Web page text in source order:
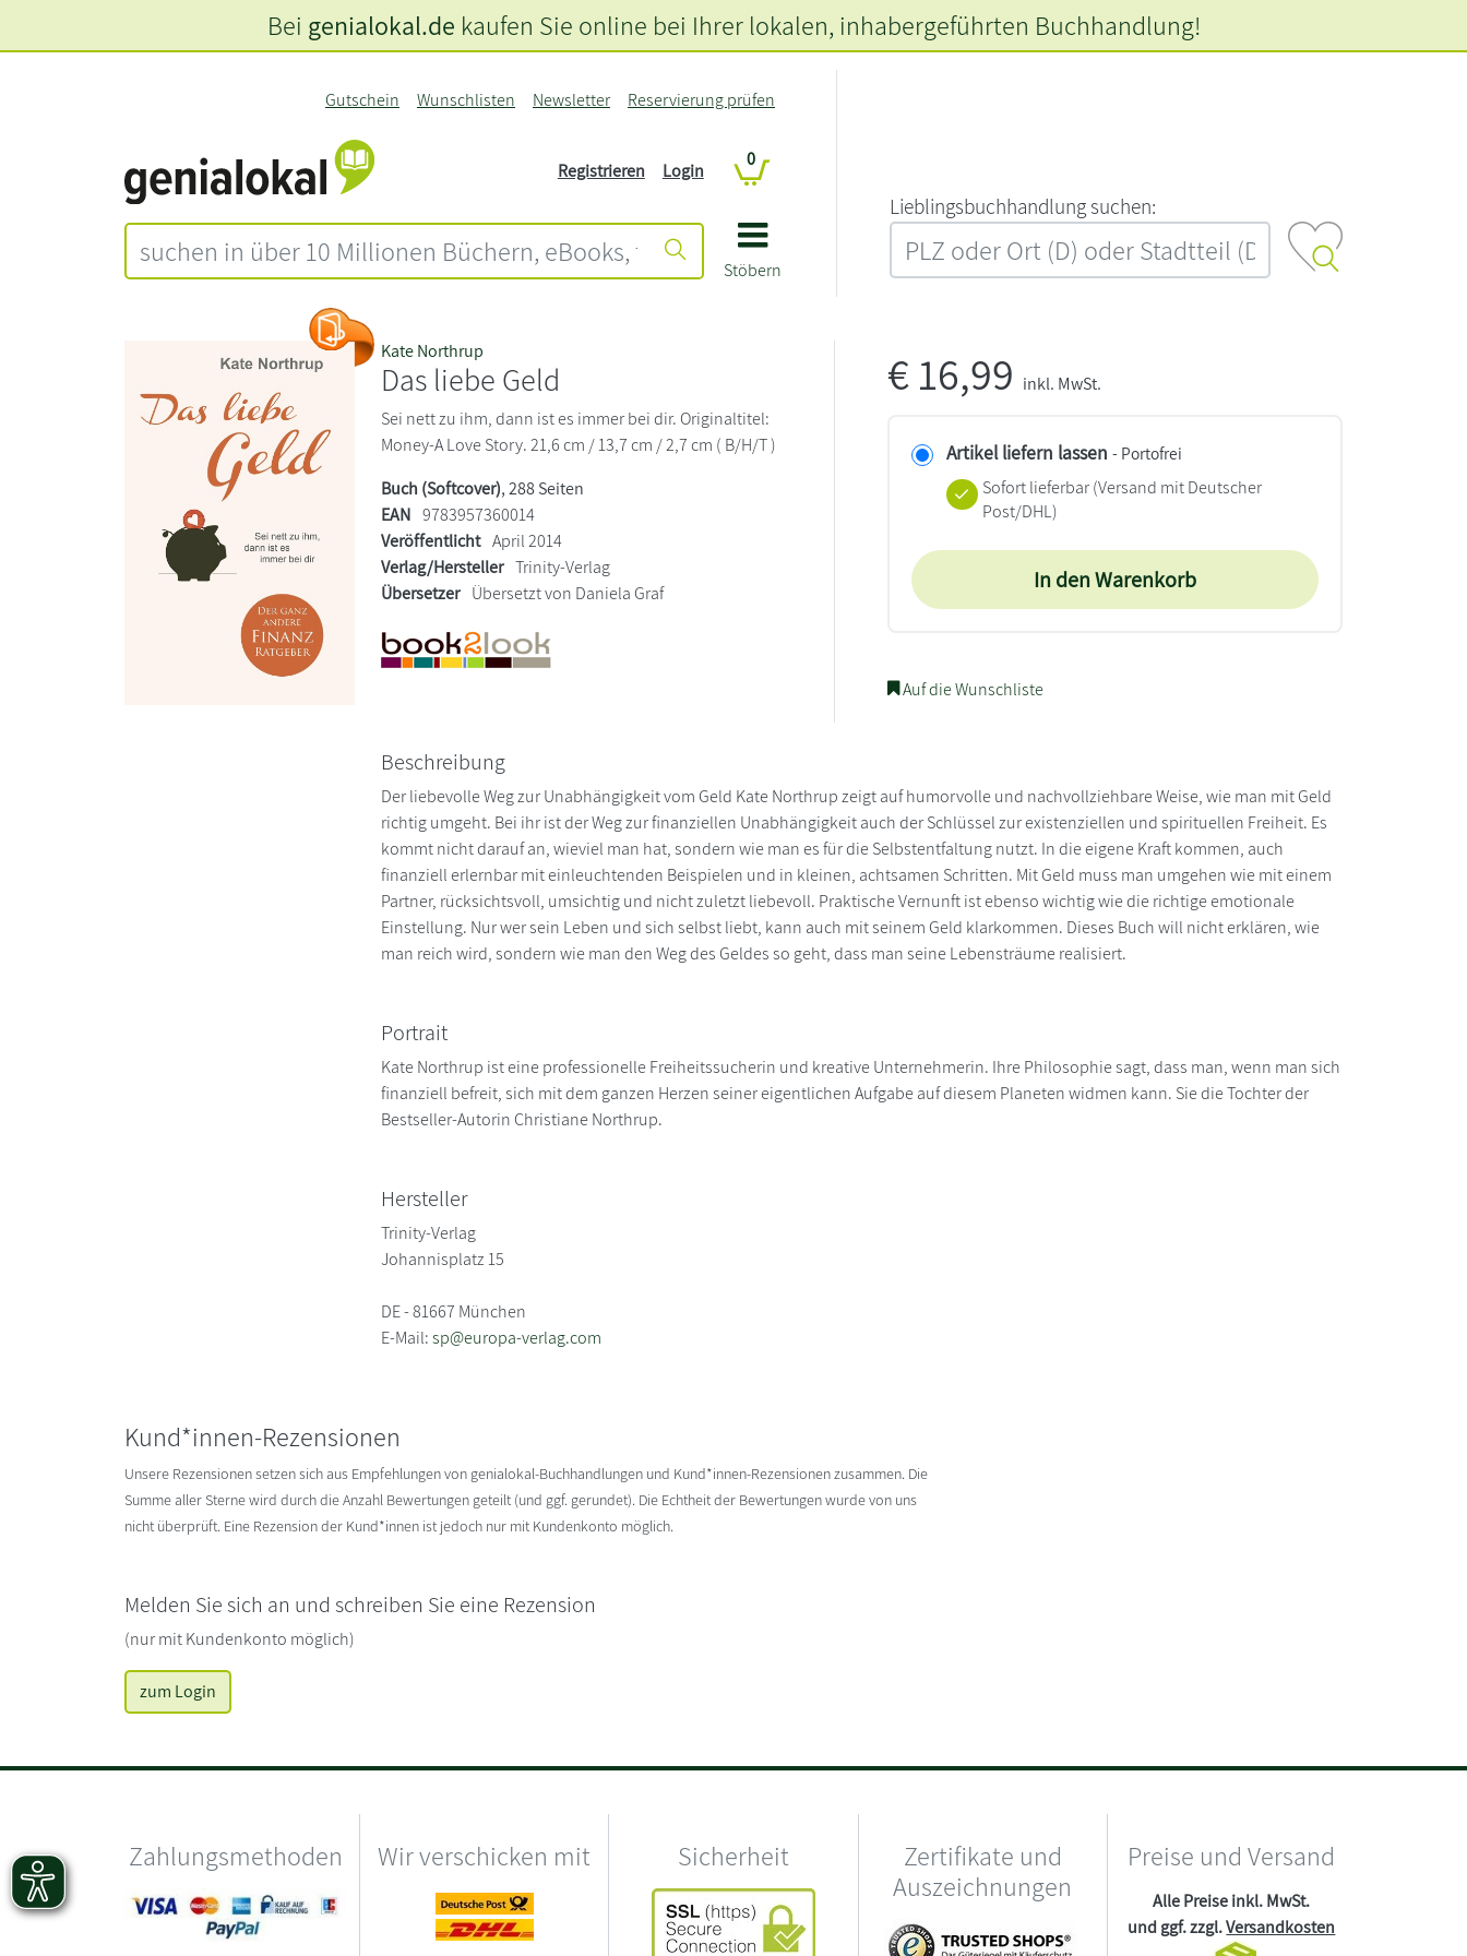
Stöbern
Gutschein Wunschlisten Newsletter Reservierung prüfen
Registrieren Login
0
L‍i‍e‍b‍l‍i‍n‍g‍s‍b‍u‍c‍h‍h‍a‍n‍d‍l‍u‍n‍g‍ ‍s‍u‍c‍h‍e‍n‍:‍
Bei genialokal.de kaufen Sie online bei Ihrer lokalen, inhabergeführten Buchhandlung!
Kate Northrup
Das liebe Geld
Sei nett zu ihm, dann ist es immer bei dir. Originaltitel:
Money-A Love Story. 21,6 cm / 13,7 cm / 2,7 cm ( B/H/T )
Buch (Softcover), 288 Seiten
EAN 9783957360014
Veröffentlicht April 2014
Verlag/Hersteller Trinity-Verlag
Übersetzer Übersetzt von Daniela Graf
€16,99 inkl. MwSt.
Artikel liefern lassen - Portofrei
Sofort lieferbar(Versand mit Deutscher
Post/DHL)
In den Warenkorb
Auf die Wunschliste
Beschreibung
Der liebevolle Weg zur Unabhängigkeit vom Geld Kate Northrup zeigt auf humorvolle und nachvollziehbare Weise, wie man mit Geld
richtig umgeht. Bei ihr ist der Weg zur finanziellen Unabhängigkeit auch der Schlüssel zur existenziellen und spirituellen Freiheit. Es
kommt nicht darauf an, wieviel man hat, sondern wie man es für die Selbstentfaltung nutzt. In die eigene Kraft kommen, auch
finanziell erlernbar mit einleuchtenden Beispielen und in kleinen, achtsamen Schritten. Mit Geld muss man umgehen wie mit einem
Partner, rücksichtsvoll, umsichtig und nicht zuletzt liebevoll. Praktische Vernunft ist ebenso wichtig wie die richtige emotionale
Einstellung. Nur wer sein Leben und sich selbst liebt, kann auch mit seinem Geld klarkommen. Dieses Buch will nicht erklären, wie
man reich wird, sondern wie man den Weg des Geldes so geht, dass man seine Lebensträume realisiert.
Portrait
Kate Northrup ist eine professionelle Freiheitssucherin und kreative Unternehmerin. Ihre Philosophie sagt, dass man, wenn man sich
finanziell befreit, sich mit dem ganzen Herzen seiner eigentlichen Aufgabe auf diesem Planeten widmen kann. Sie die Tochter der
Bestseller-Autorin Christiane Northrup.
Hersteller
Trinity-Verlag
Johannisplatz 15
DE - 81667 München
E-Mail:sp@europa-verlag.com
Kund*innen-Rezensionen
Unsere Rezensionen setzen sich aus Empfehlungen von genialokal-Buchhandlungen und Kund*innen-Rezensionen zusammen. Die
Summe aller Sterne wird durch die Anzahl Bewertungen geteilt (und ggf. gerundet). Die Echtheit der Bewertungen wurde von uns
nicht überprüft. Eine Rezension der Kund*innen ist jedoch nur mit Kundenkonto möglich.
Melden Sie sich an und schreiben Sie eine Rezension
(nur mit Kundenkonto möglich)
zum Login
Zahlungsmethoden Wir verschicken mit Sicherheit
Zertifikate und
Auszeichnungen
Preise und Versand
Alle Preise inkl. MwSt.
und ggf. zzgl.Versandkosten